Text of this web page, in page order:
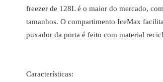
freezer de 128L é o maior do mercado,
tamanhos. O compartimento IceMax
puxador da porta é feito com material
Características: